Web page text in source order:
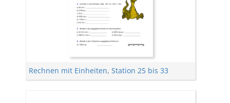
Rechnen mit Einheiten, Station 25 bis 33